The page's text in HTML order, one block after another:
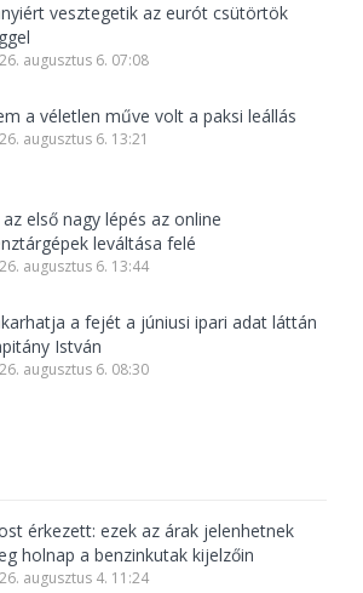
vesztegetik az eurót csütörtök
augusztus 6. 07:08
a véletlen műve volt a paksi leállás
augusztus 6. 13:21
első nagy lépés az online
leváltása felé
augusztus 6. 13:44
a fejét a júniusi ipari adat láttán
István
augusztus 6. 08:30
érkezett: ezek az árak jelenhetnek
holnap a benzinkutak kijelzőin
augusztus 4. 11:24